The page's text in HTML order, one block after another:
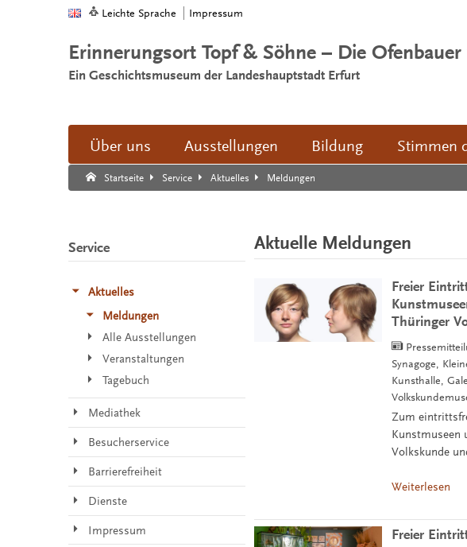
Leichte Sprache Impressum
Erinnerungsort Topf & Söhne – Die
Ein Geschichtsmuseum der Landeshauptstadt Erfurt
Über uns Ausstellungen Bildung Stimmen
Startseite Service Aktuelles Meldungen
Suche:
Suche Ende.
Aktuelle Meldungen
Freier
Thüringer
Synagoge,
Kunsthalle,
Zum
Kunstmuseen
Volkskunde
Weiterlesen
Freier
Service
Aktuelles
Meldungen
Alle Ausstellungen
Veranstaltungen
Tagebuch
Mediathek
Besucherservice
Barrierefreiheit
Dienste
Impressum